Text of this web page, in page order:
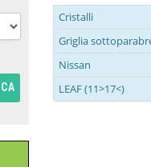
Cristalli
Griglia
Nissan
LEAF (11>17<)